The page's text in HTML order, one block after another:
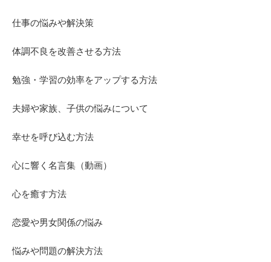
仕事の悩みや解決策
体調不良を改善させる方法
勉強・学習の効率をアップする方法
夫婦や家族、子供の悩みについて
幸せを呼び込む方法
心に響く名言集（動画）
心を癒す方法
恋愛や男女関係の悩み
悩みや問題の解決方法